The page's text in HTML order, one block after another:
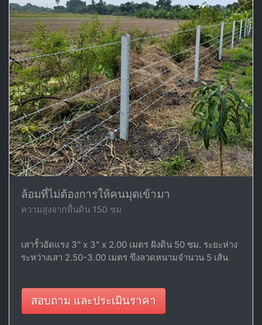
ล้อมที่ไม่ต้องการให้คนมุดเข้ามา
ความสูงจากพื้นดิน 150 ซม
เสารั้วอัดแรง 3" x 3" x 2.00 เมตร ฝังดิน 50 ซม. ระยะห่าง
ระหว่างเสา 2.50-3.00 เมตร ขึงลวดหนามจำนวน 5 เส้น
สอบถาม และประเมินราคา